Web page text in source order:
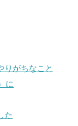
りがちなこと
に
た